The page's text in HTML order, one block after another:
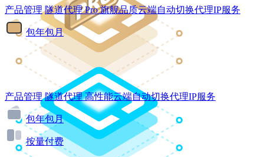
产品管理 隧道代理Pro 旗舰品质云端自动切换代理IP服务
包年包月
产品管理 隧道代理 高性能云端自动切换代理IP服务
包年包月
按量付费